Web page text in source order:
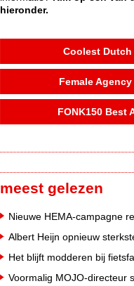
hieronder.
Coolest Dutch
Female
FONK150 Best
meest gelezen